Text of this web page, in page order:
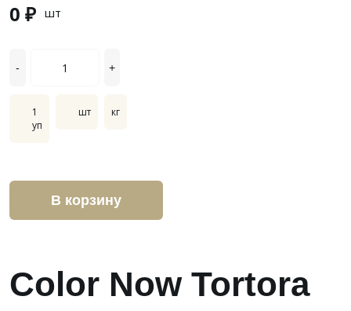
Color Now Tortora
0 ₽ шт
- +
1
уп
шт кг
В корзину